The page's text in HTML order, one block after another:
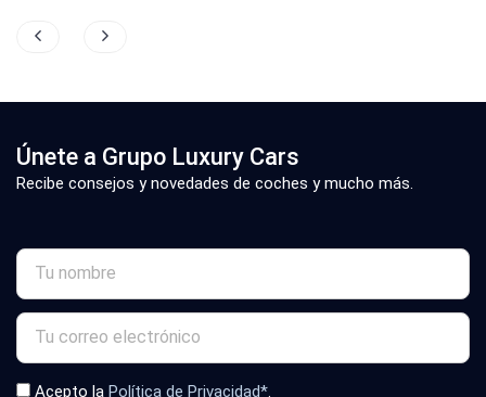
Únete a Grupo Luxury Cars
Recibe consejos y novedades de coches y mucho más.
Acepto la Política de Privacidad*